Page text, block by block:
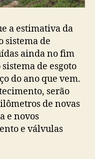
a estimativa da
sistema de
ainda no fim
de esgoto
do ano que vem.
serão
de novas
e novos
e válvulas